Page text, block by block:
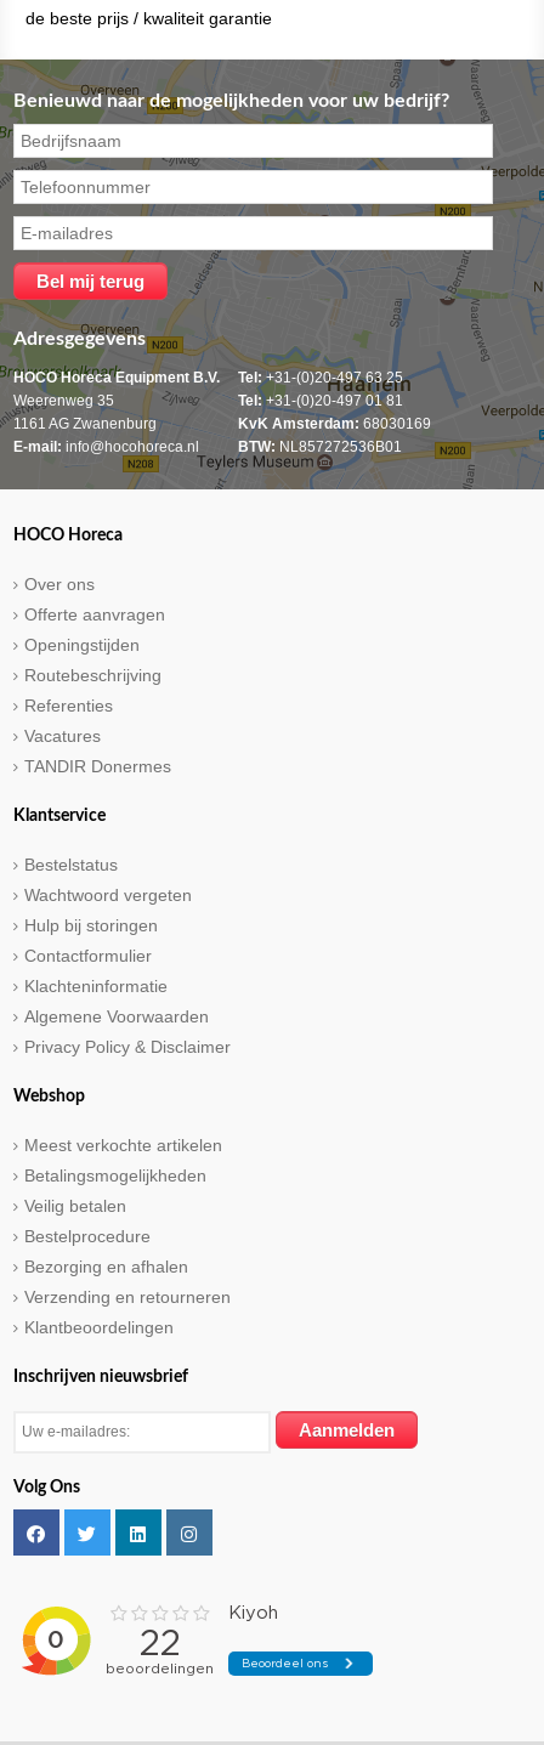
de beste prijs / kwaliteit garantie
Benieuwd naar de mogelijkheden voor uw bedrijf?
Adresgegevens
HOCO Horeca Equipment B.V.
Weerenweg 35
1161 AG Zwanenburg
E-mail: info@hocohoreca.nl
Tel: +31-(0)20-497 63 25
Tel:+31-(0)20-497 01 81
KvK Amsterdam: 68030169
BTW: NL857272536B01
HOCO Horeca
Over ons
Offerte aanvragen
Openingstijden
Routebeschrijving
Referenties
Vacatures
TANDIR Donermes
Klantservice
Bestelstatus
Wachtwoord vergeten
Hulp bij storingen
Contactformulier
Klachteninformatie
Algemene Voorwaarden
Privacy Policy & Disclaimer
Webshop
Meest verkochte artikelen
Betalingsmogelijkheden
Veilig betalen
Bestelprocedure
Bezorging en afhalen
Verzending en retourneren
Klantbeoordelingen
Inschrijven nieuwsbrief
Volg Ons